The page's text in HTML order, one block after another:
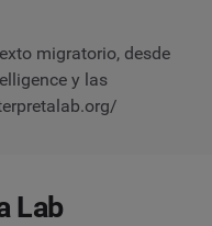
migratorio, desde
y las
Lab